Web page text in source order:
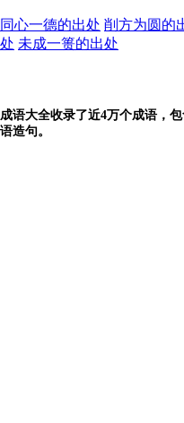
同心一德的出处 削方为圆的
处 未成一篑的出处
成语大全收录了近4万个成语，
语造句。